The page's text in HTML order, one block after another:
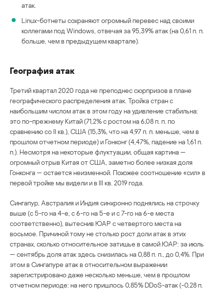
атак.
Linux-ботнеты сохраняют огромный перевес над своими
коллегами под Windows, отвечая за 95,39% атак (на 0,61 п. п.
больше, чем в предыдущем квартале).
География атак
Третий квартал 2020 года не преподнес сюрпризов в плане
географического распределения атак. Тройка стран с
наибольшим числом атак в этом году на удивление стабильна:
это по-прежнему Китай (71,2% с ростом на 6,08 п. п. по
сравнению со II кв.), США (15,3%, что на 4,97 п. п. меньше, чем в
прошлом отчетном периоде) и Гонконг (4,47%, падение на 1,61 п.
п.). Несмотря на некоторые флуктуации, общая картина —
огромный отрыв Китая от США, заметно более низкая доля
Гонконга — остается неизменной. Похожее соотношение «сил» в
первой тройке мы видели и в III кв. 2019 года.
Сингапур, Австралия и Индия синхронно поднялись на строчку
выше (с 5-го на 4-е, с 6-го на 5-е и с 7-го на 6-е места
соответственно), вытеснив ЮАР с четвертого места на
восьмое. Причиной тому не столько рост доли атак в этих
странах, сколько относительное затишье в самой ЮАР: за июль
— сентябрь доля атак здесь снизилась на 0,88 п. п., до 0,4%. При
этом в Сингапуре атак в относительном выражении
зарегистрировано даже несколько меньше, чем в прошлом
отчетном периоде: на него пришлось 0,85% DDoS-атак (-0,28 п.